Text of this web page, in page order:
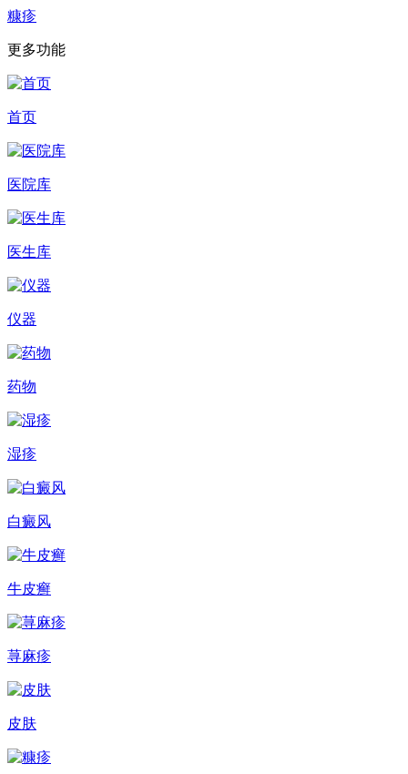
糠疹
更多功能
首页
医院库
医生库
仪器
药物
湿疹
白癜风
牛皮癣
荨麻疹
皮肤